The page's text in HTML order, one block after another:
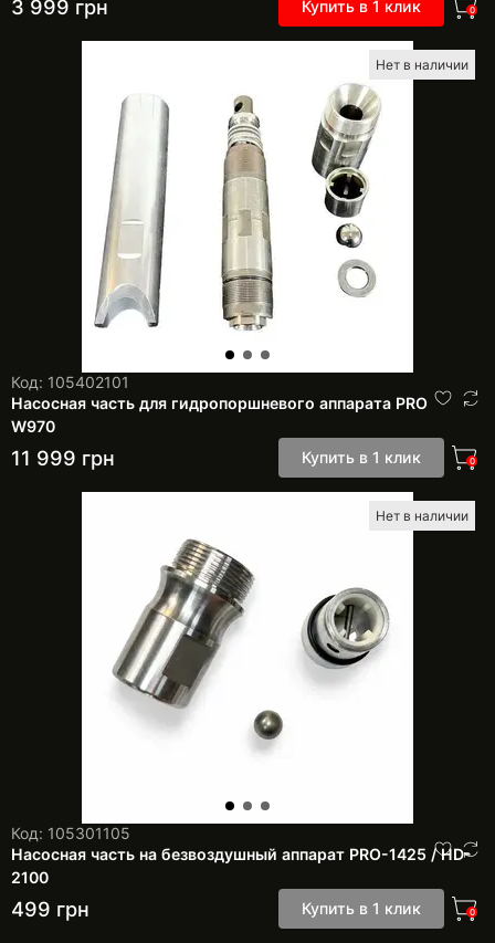
3 999 грн Купить в 1 клик 0
Нет в наличии
Код: 105402101
Насосная часть для гидропоршневого аппарата PRO
W970
11 999 грн Купить в 1 клик 0
Нет в наличии
Код: 105301105
Насосная часть на безвоздушный аппарат PRO-1425 / HD-
2100
499 грн Купить в 1 клик 0